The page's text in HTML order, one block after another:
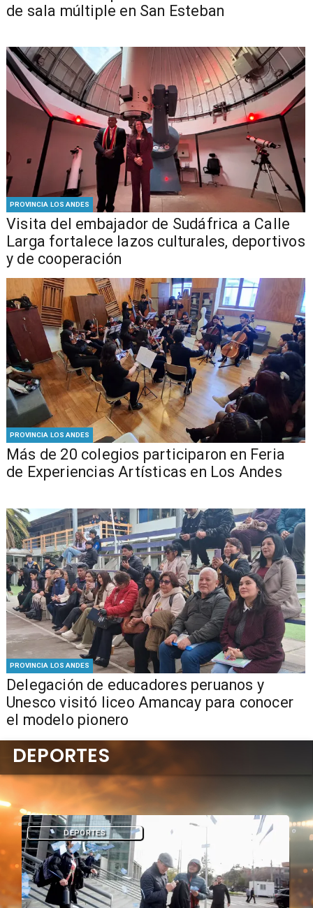
de sala múltiple en San Esteban
PROVINCIA LOS ANDES
​Visita del embajador de Sudáfrica a Calle
Larga fortalece lazos culturales, deportivos
y de cooperación
PROVINCIA LOS ANDES
Más de 20 colegios participaron en Feria
de Experiencias Artísticas en Los Andes
PROVINCIA LOS ANDES
Delegación de educadores peruanos y
Unesco visitó liceo Amancay para conocer
el modelo pionero
DEPORTES
DEPORTES